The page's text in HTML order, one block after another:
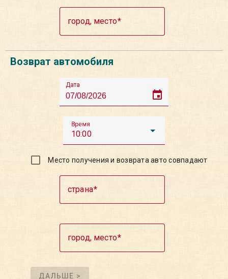
город, место
Возврат автомобиля
Дата
event
Время
10:00
Место получения и возврата авто совпадают
страна
город, место
ДАЛЬШЕ >